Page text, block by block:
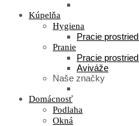
Kúpelňa
Hygiena
Pracie
Pranie
Pracie
Aviváže
Naše značky
Domácnosť
Podlaha
Okná